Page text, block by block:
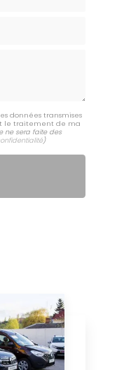
données transmises
le traitement de ma
ne sera faite des
)